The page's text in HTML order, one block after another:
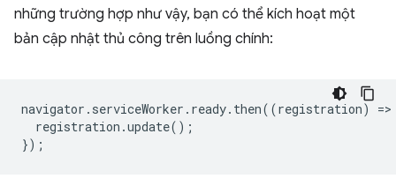
những trường hợp như vậy, bạn có thể kích hoạt một
bản cập nhật thủ công trên luồng chính:
navigator . serviceWorker . ready. then((registration) =>
registration .update();
});